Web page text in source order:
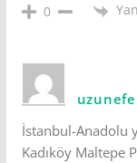
0
İstanbul-Anadolu
Kadıköy Maltepe